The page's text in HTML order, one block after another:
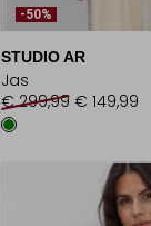
-50%
STUDIO AR
Jas
€ 299,99 € 149,99